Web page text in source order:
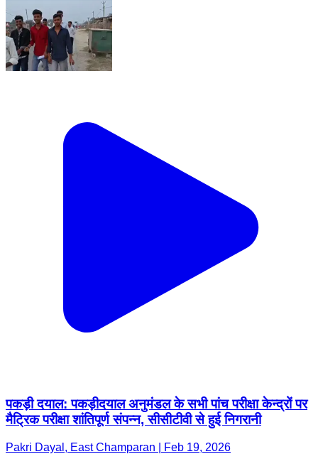
पकड़ी दयाल: पकड़ीदयाल अनुमंडल के सभी पांच परीक्षा केन्द्रों पर
मैट्रिक परीक्षा शांतिपूर्ण संपन्न, सीसीटीवी से हुई निगरानी
Pakri Dayal, East Champaran | Feb 19, 2026